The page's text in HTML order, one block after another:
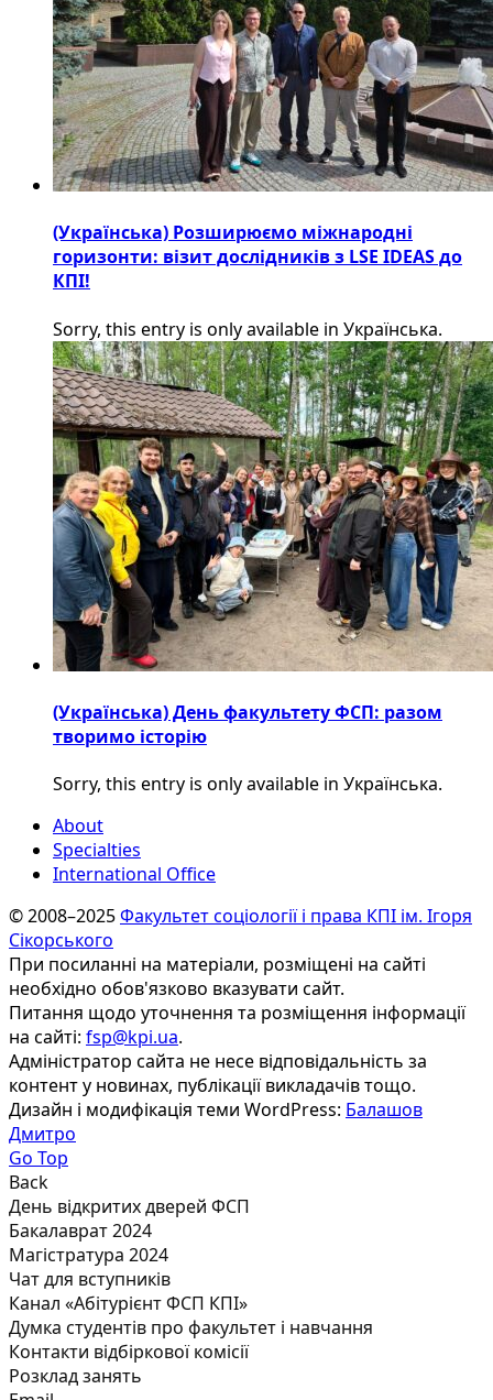
(Українська) Розширюємо міжнародні
горизонти: візит дослідників з LSE IDEAS до
КПІ!
Sorry, this entry is only available in Українська.
(Українська) День факультету ФСП: разом
творимо історію
Sorry, this entry is only available in Українська.
About
Specialties
International Office
© 2008–2025Факультет соціології і права КПІ ім. Ігоря
Сікорського
При посиланні на матеріали, розміщені на сайті
необхідно обов'язково вказувати сайт.
Питання щодо уточнення та розміщення інформації
на сайті: fsp@kpi.ua.
Адміністратор сайта не несе відповідальність за
контент у новинах, публікації викладачів тощо.
Дизайн і модифікація теми WordPress: Балашов
Дмитро
Go Top
Back
День відкритих дверей ФСП
Бакалаврат 2024
Магістратура 2024
Чат для вступників
Канал «Абітурієнт ФСП КПІ»
Думка студентів про факультет і навчання
Контакти відбіркової комісії
Розклад занять